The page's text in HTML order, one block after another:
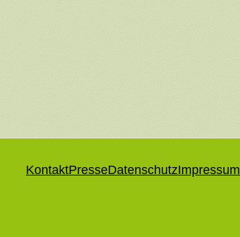
KontaktPresseDatenschutzImpressum